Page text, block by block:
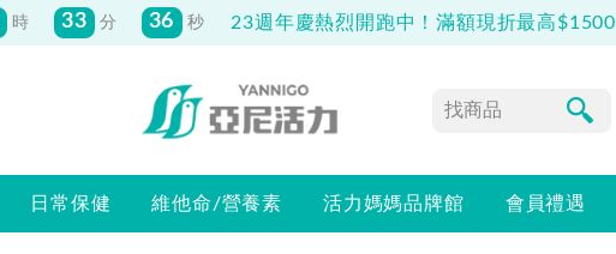
時 33 分 36 秒 23週年慶熱烈開跑中！滿額現折最高$1500
日常保健 維他命/營養素 活力媽媽品牌館 會員禮遇